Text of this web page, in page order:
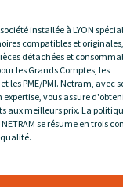
installée à LYON
compatibles et
détachées et
les Grands Comptes, les
les PME/PMI. Netram, avec
expertise, vous assure
aux meilleurs prix. La
se résume en trois